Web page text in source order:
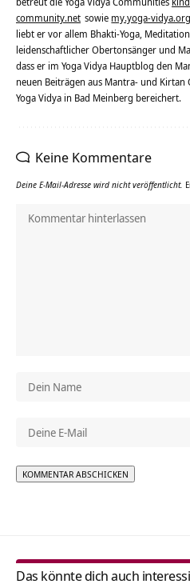
community.net sowie my.yoga-vidya.org
liebt er vor allem Bhakti-Yoga,
leidenschaftlicher Obertonsänger und
dass er im Yoga Vidya Hauptblog den
neuen Beiträgen aus Mantra- und Kirtan
Yoga Vidya in Bad Meinberg bereichert.
Keine Kommentare
Deine E-Mail-Adresse wird nicht veröffentlicht.
Das könnte dich auch